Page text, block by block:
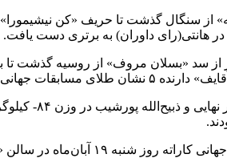
یک از سد «عبدالرحمان سنه» از سنگال گذشت تا
هانتی(رای داوران) به برتری دست یافت.
مادرید اسپانیا برگزار خواهد شد.